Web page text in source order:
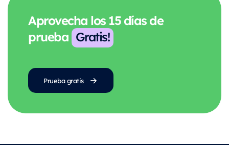
Aprovecha los 15 días de
prueba Gratis!
Prueba gratis